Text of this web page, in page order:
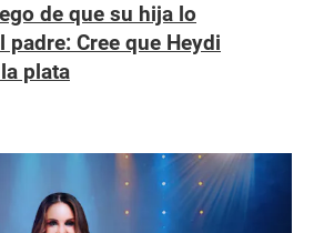
de que su hija lo
padre: Cree que Heydi
plata